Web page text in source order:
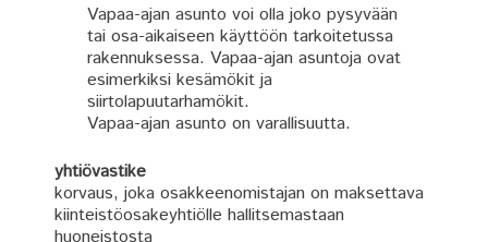
Vapaa-ajan asunto voi olla joko pysyvään
tai osa-aikaiseen käyttöön tarkoitetussa
rakennuksessa. Vapaa-ajan asuntoja ovat
esimerkiksi kesämökit ja
siirtolapuutarhamökit.
Vapaa-ajan asunto on varallisuutta.
yhtiövastike
korvaus, joka osakkeenomistajan on maksettava
kiinteistöosakeyhtiölle hallitsemastaan
huoneistosta